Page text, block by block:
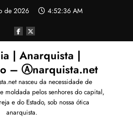
de 2026 4:52:39 AM
| Anarquista |
– Ⓐnarquista.net
nasceu da necessidade de
moldada pelos senhores do capital,
e do Estado, sob nossa ótica
anarquista.